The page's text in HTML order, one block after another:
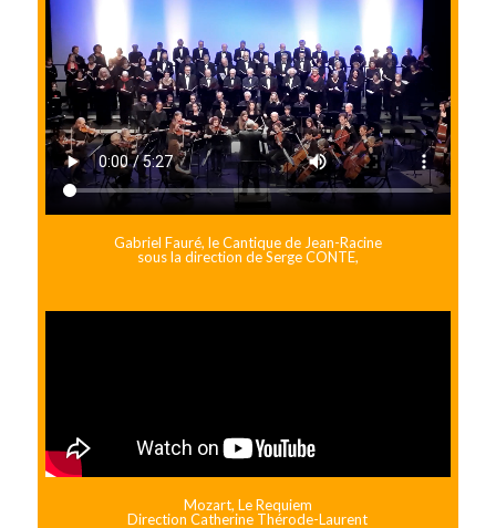
Gabriel Fauré, le Cantique de Jean-Racine
sous la direction de Serge CONTE,
Mozart, Le Requiem
Direction Catherine Thérode-Laurent